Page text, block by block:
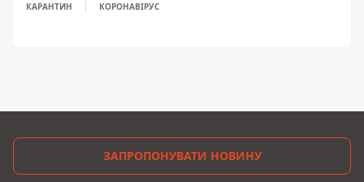
КАРАНТИН
КОРОНАВІРУС
ЗАПРОПОНУВАТИ НОВИНУ